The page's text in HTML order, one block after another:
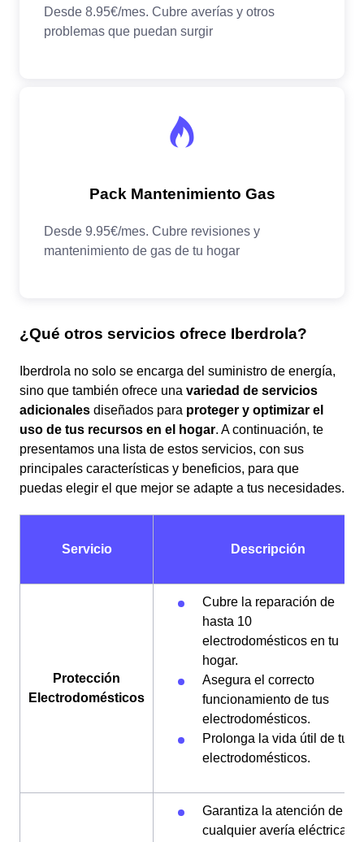
¿Qué otros servicios ofrece Iberdrola?
Iberdrola no solo se encarga del suministro de energía,
sino que también ofrece una variedad de servicios
adicionales diseñados para proteger y optimizar el
uso de tus recursos en el hogar. A continuación, te
presentamos una lista de estos servicios, con sus
principales características y beneficios, para que
puedas elegir el que mejor se adapte a tus necesidades.
Servicio Descripción
Protección
Electrodomésticos
Cubre la reparación de
hasta 10
electrodomésticos en tu
hogar.
Asegura el correcto
funcionamiento de tus
electrodomésticos.
Prolonga la vida útil de tus
electrodomésticos.
Garantiza la atención de
cualquier avería eléctrica